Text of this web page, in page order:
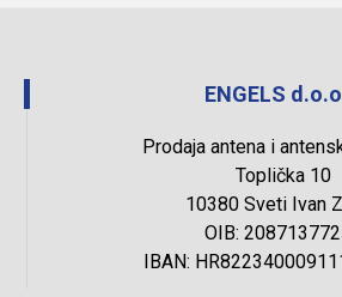
ENGELS
Prodaja antena i
Toplička 10
10380 Sveti Ivan
OIB:
IBAN: